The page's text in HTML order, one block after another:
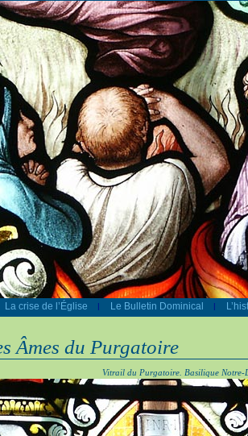
La crise de l’Église | Le Bulletin Dominical |
Âmes du Purgatoire
Vitrail du Purgatoire. Basilique Notre-